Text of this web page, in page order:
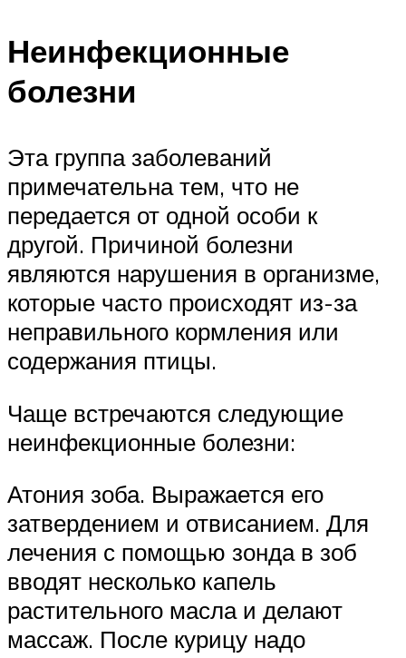
Неинфекционные
болезни
Эта группа заболеваний
примечательна тем, что не
передается от одной особи к
другой. Причиной болезни
являются нарушения в организме,
которые часто происходят из-за
неправильного кормления или
содержания птицы.
Чаще встречаются следующие
неинфекционные болезни:
Атония зоба. Выражается его
затвердением и отвисанием. Для
лечения с помощью зонда в зоб
вводят несколько капель
растительного масла и делают
массаж. После курицу надо